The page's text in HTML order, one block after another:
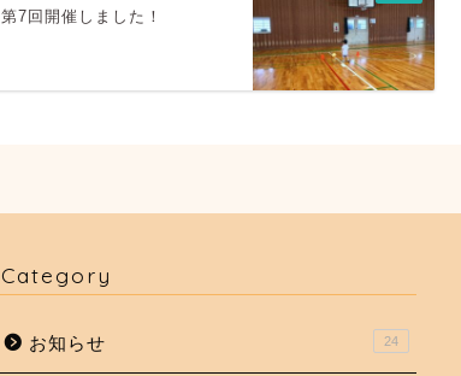
第7回開催しました！
Category
お知らせ 24